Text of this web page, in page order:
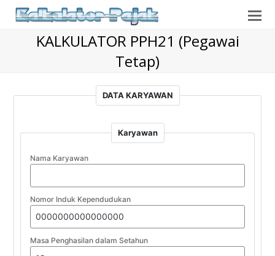
KALKULATOR PPH21 (Pegawai
Tetap)
DATA KARYAWAN
Karyawan
Nama Karyawan
Nomor Induk Kependudukan
Masa Penghasilan dalam Setahun